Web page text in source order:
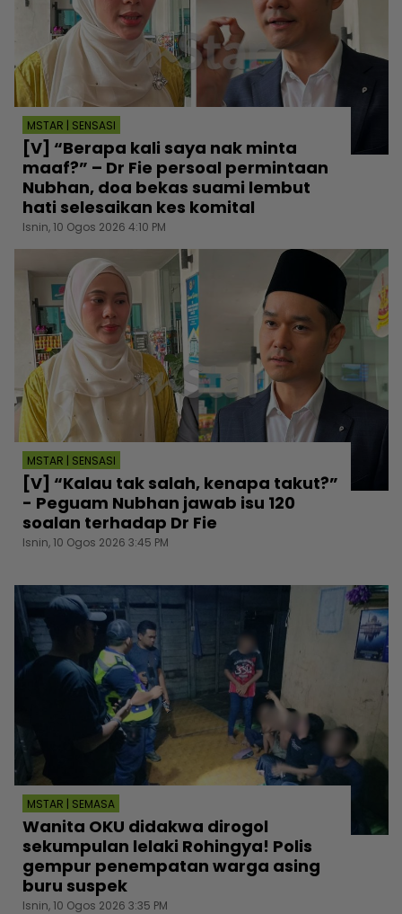
MSTAR | SENSASI
[V] “Berapa kali saya nak minta
maaf?” – Dr Fie persoal permintaan
Nubhan, doa bekas suami lembut
hati selesaikan kes komital
Isnin, 10 Ogos 2026 4:10 PM
MSTAR | SENSASI
[V] “Kalau tak salah, kenapa takut?”
- Peguam Nubhan jawab isu 120
soalan terhadap Dr Fie
Isnin, 10 Ogos 2026 3:45 PM
MSTAR | SEMASA
Wanita OKU didakwa dirogol
sekumpulan lelaki Rohingya! Polis
gempur penempatan warga asing
buru suspek
Isnin, 10 Ogos 2026 3:35 PM